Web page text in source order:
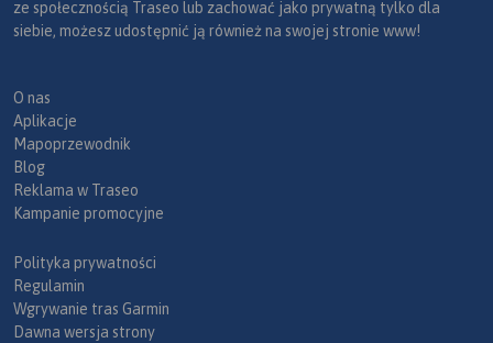
ze społecznością Traseo lub zachować jako prywatną tylko dla
siebie, możesz udostępnić ją również na swojej stronie www!
O nas
Aplikacje
Mapoprzewodnik
Blog
Reklama w Traseo
Kampanie promocyjne
Polityka prywatności
Regulamin
Wgrywanie tras Garmin
Dawna wersja strony